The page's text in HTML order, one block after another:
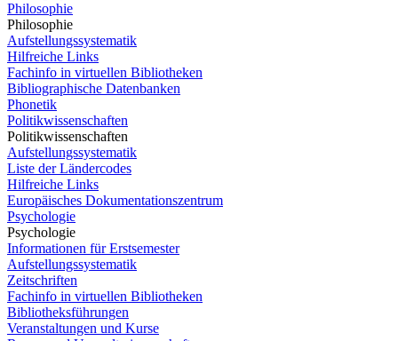
Philosophie
Philosophie
Aufstellungssystematik
Hilfreiche Links
Fachinfo in virtuellen Bibliotheken
Bibliographische Datenbanken
Phonetik
Politikwissenschaften
Politikwissenschaften
Aufstellungssystematik
Liste der Ländercodes
Hilfreiche Links
Europäisches Dokumentationszentrum
Psychologie
Psychologie
Informationen für Erstsemester
Aufstellungssystematik
Zeitschriften
Fachinfo in virtuellen Bibliotheken
Bibliotheksführungen
Veranstaltungen und Kurse